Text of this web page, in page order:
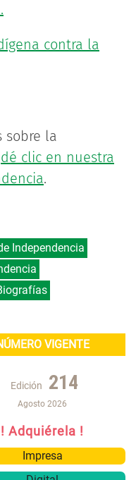
contra la
sobre la
dé clic en nuestra
.
Independencia
VIGENTE
Edición 214
Agosto 2026
! Adquiérela !
Impresa